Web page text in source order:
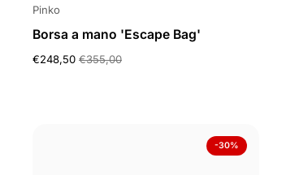
Pinko
Borsa a mano 'Escape Bag'
€248,50 €355,00
-30%